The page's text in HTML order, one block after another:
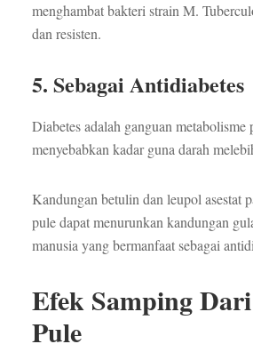
menghambat bakteri strain M.
dan resisten.
5. Sebagai Antidiabetes
Diabetes adalah ganguan metabolisme
menyebabkan kadar guna darah
Kandungan betulin dan leupol asestat
pule dapat menurunkan kandungan
manusia yang bermanfaat sebagai
Efek Samping
Pule